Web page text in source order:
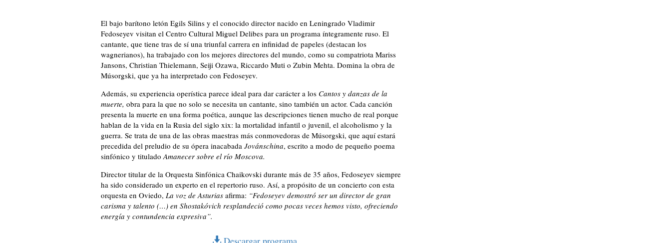
El bajo barítono letón Egils Silins y el conocido director nacido en Leningrado Vladimir
Fedoseyev visitan el Centro Cultural Miguel Delibes para un programa íntegramente ruso. El
cantante, que tiene tras de sí una triunfal carrera en infinidad de papeles (destacan los
wagnerianos), ha trabajado con los mejores directores del mundo, como su compatriota Mariss
Jansons, Christian Thielemann, Seiji Ozawa, Riccardo Muti o Zubin Mehta. Domina la obra de
Músorgski, que ya ha interpretado con Fedoseyev.
Además, su experiencia operística parece ideal para dar carácter a los Cantos y danzas de la
muerte, obra para la que no solo se necesita un cantante, sino también un actor. Cada canción
presenta la muerte en una forma poética, aunque las descripciones tienen mucho de real porque
hablan de la vida en la Rusia del siglo xix: la mortalidad infantil o juvenil, el alcoholismo y la
guerra. Se trata de una de las obras maestras más conmovedoras de Músorgski, que aquí estará
precedida del preludio de su ópera inacabada Jovánschina, escrito a modo de pequeño poema
sinfónico y titulado Amanecer sobre el río Moscova.
Director titular de la Orquesta Sinfónica Chaikovski durante más de 35 años, Fedoseyev siempre
ha sido considerado un experto en el repertorio ruso. Así, a propósito de un concierto con esta
orquesta en Oviedo, La voz de Asturias afirma: “Fedoseyev demostró ser un director de gran
carisma y talento (…) en Shostakóvich resplandeció como pocas veces hemos visto, ofreciendo
energía y contundencia expresiva”.
Descargar programa